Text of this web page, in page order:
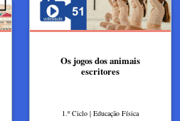
Os jogos dos animais
escritores
1.º Ciclo | Educação Física